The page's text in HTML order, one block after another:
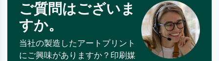
ご質問はございま
すか。
当社の製造したアートプリント
にご興味がありますか？印刷媒